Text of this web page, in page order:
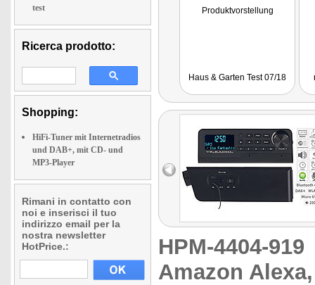
test
Ricerca prodotto:
Shopping:
HiFi-Tuner mit Internetradios
und DAB+, mit CD- und
MP3-Player
Rimani in contatto con
noi e inserisci il tuo
indirizzo email per la
nostra newsletter
HotPrice.:
Produktvorstellung
Haus & Garten Test 07/18
HPM-4404-
Amazon